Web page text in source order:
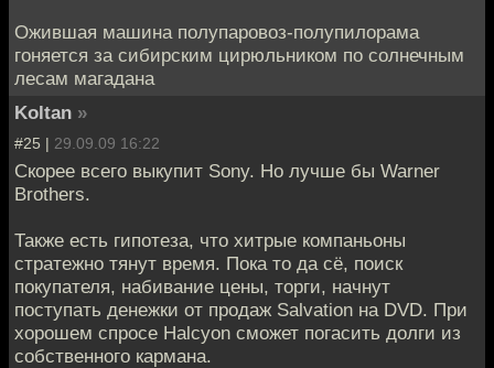
Ожившая машина полупаровоз-полупилорама
гоняется за сибирским цирюльником по солнечным
лесам магадана
Koltan »
#25 | 29.09.09 16:22
Скорее всего выкупит Sony. Но лучше бы Warner
Brothers.
Также есть гипотеза, что хитрые компаньоны
стратежно тянут время. Пока то да сё, поиск
покупателя, набивание цены, торги, начнут
поступать денежки от продаж Salvation на DVD. При
хорошем спросе Halcyon сможет погасить долги из
собственного кармана.